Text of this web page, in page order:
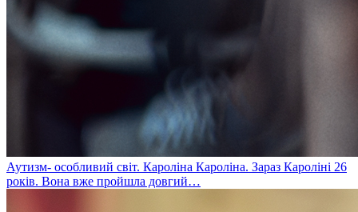
Аутизм- особливий світ. Кароліна Кароліна. Зараз Кароліні 26
років. Вона вже пройшла довгий…